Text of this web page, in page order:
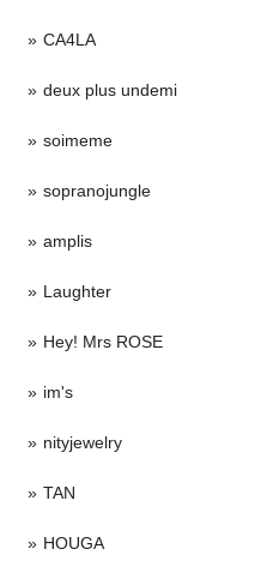
CA4LA
deux plus undemi
soimeme
sopranojungle
amplis
Laughter
Hey! Mrs ROSE
im's
nityjewelry
TAN
HOUGA